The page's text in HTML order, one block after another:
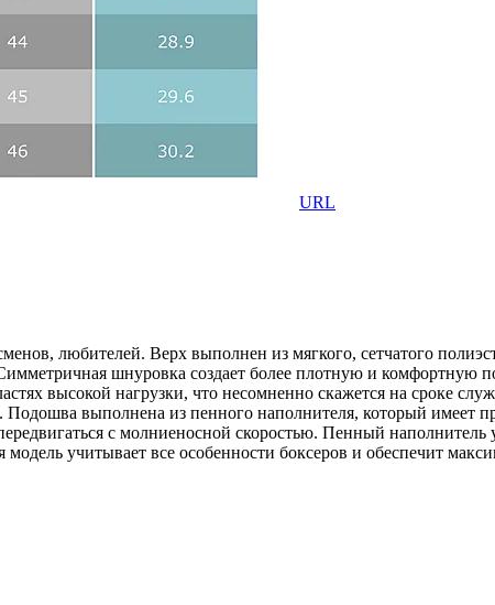
URL
любителей. Верх выполнен из мягкого, сетчатого
шнуровка создает более плотную и комфортную
высокой нагрузки, что несомненно скажется на сроке
выполнена из пенного наполнителя, который имеет
с молниеносной скоростью. Пенный
учитывает все особенности боксеров и обеспечит